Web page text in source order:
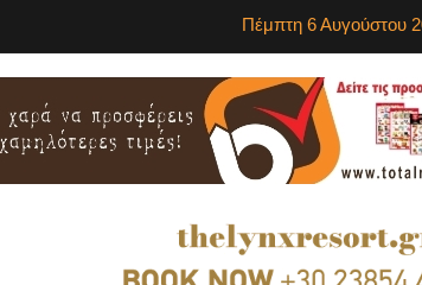
Πέμπτη 6 Αυγούστου